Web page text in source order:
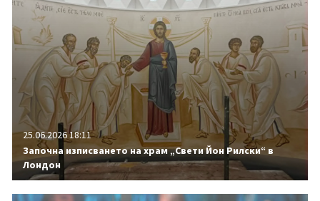
25.06.2026 18:11
Започна изписването на храм „Свети Йон Рилски“ в
Лондон